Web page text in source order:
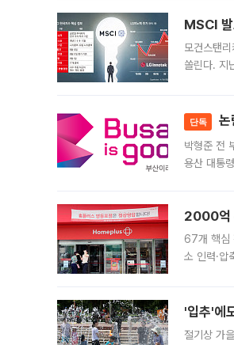
MSCI
모건스탠
쏠린다. 지
단독
박형준 전
용산 대통
2000억
67개 핵심
소 인력·압
'입추'에
절기상 가